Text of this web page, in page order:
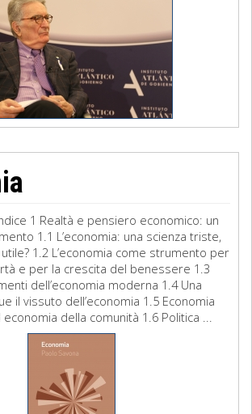
1 Realtà e pensiero economico: un
1.1 L’economia: una scienza triste,
1.2 L’economia come strumento per
e per la crescita del benessere 1.3
dell’economia moderna 1.4 Una
il vissuto dell’economia 1.5 Economia
della comunità 1.6 Politica ...